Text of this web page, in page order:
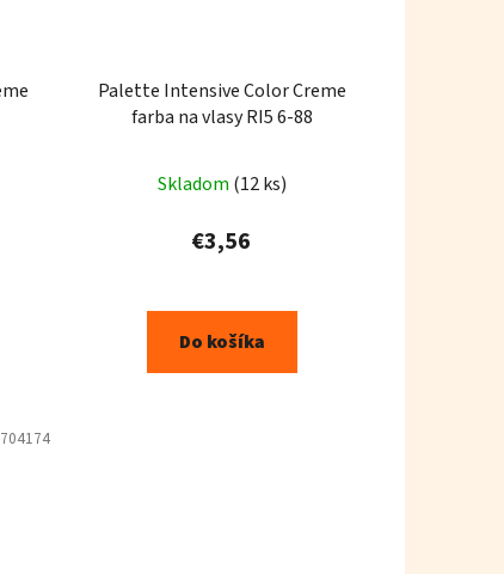
Palette Intensive Color Creme
farba na vlasy RI5 6-88
Skladom (12 ks)
€3,56
Do košíka